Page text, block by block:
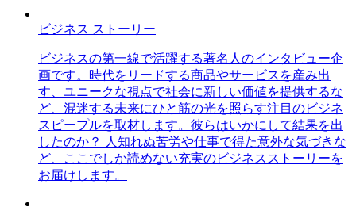
ビジネス ストーリー
ビジネスの第一線で活躍する著名人のインタビュー企
画です。時代をリードする商品やサービスを産み出
す、ユニークな視点で社会に新しい価値を提供するな
ど、混迷する未来にひと筋の光を照らす注目のビジネ
スピープルを取材します。彼らはいかにして結果を出
したのか？ 人知れぬ苦労や仕事で得た意外な気づきな
ど、ここでしか読めない充実のビジネスストーリーを
お届けします。